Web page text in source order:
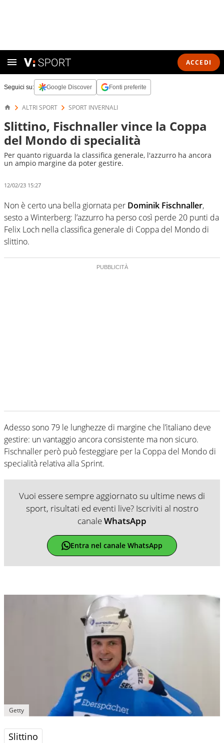
ACCEDI
Seguici su: Google Discover Fonti preferite
ALTRI SPORT SPORT INVERNALI
Slittino, Fischnaller vince la Coppa
del Mondo di specialità
Per quanto riguarda la classifica generale, l'azzurro ha ancora
un ampio margine da poter gestire.
12/02/23 15:27
Non è certo una bella giornata per Dominik Fischnaller,
sesto a Winterberg: l’azzurro ha perso così perde 20 punti da
Felix Loch nella classifica generale di Coppa del Mondo di
slittino.
Adesso sono 79 le lunghezze di margine che l’italiano deve
gestire: un vantaggio ancora consistente ma non sicuro.
Fischnaller però può festeggiare per la Coppa del Mondo di
specialità relativa alla Sprint.
Vuoi essere sempre aggiornato su ultime news di
sport, risultati ed eventi live? Iscriviti al nostro
canaleWhatsApp
Entra nel canale WhatsApp
Getty
Slittino